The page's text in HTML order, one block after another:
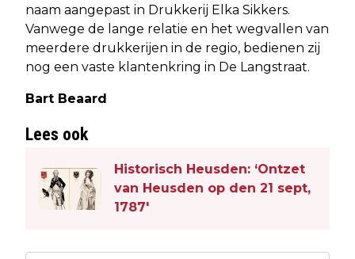
naam aangepast in Drukkerij Elka Sikkers.
Vanwege de lange relatie en het wegvallen van
meerdere drukkerijen in de regio, bedienen zij
nog een vaste klantenkring in De Langstraat.
Bart Beaard
Lees ook
Historisch Heusden: ‘Ontzet
van Heusden op den 21 sept,
1787'